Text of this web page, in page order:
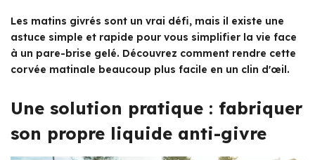
Les matins givrés sont un vrai défi, mais il existe une
astuce simple et rapide pour vous simplifier la vie face
à un pare-brise gelé. Découvrez comment rendre cette
corvée matinale beaucoup plus facile en un clin d'œil.
Une solution pratique : fabriquer
son propre liquide anti-givre